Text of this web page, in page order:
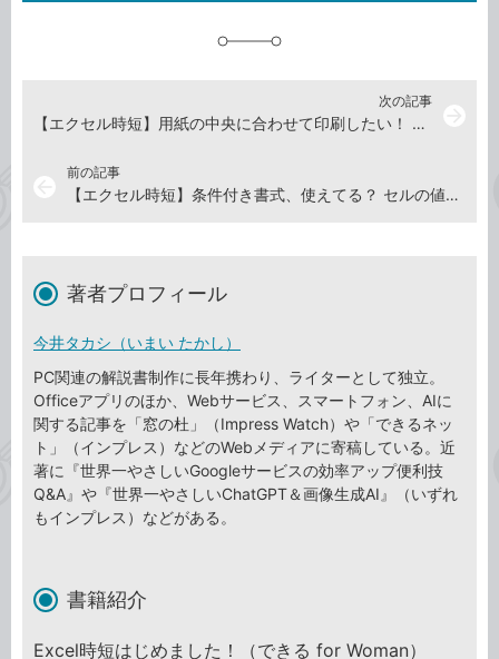
前の記事
【エクセル時短】条件付き書式、使えてる？ セルの値に応じて書式が変わるToDoリストでマスターする
次の記事
【エクセル時短】用紙の中央に合わせて印刷したい！ 見栄えを整え、印刷ズレも防ぐ応急テクニック
著者プロフィール
今井タカシ（いまい たかし）
PC関連の解説書制作に長年携わり、ライターとして独立。
Officeアプリのほか、Webサービス、スマートフォン、AIに
関する記事を「窓の杜」（Impress Watch）や「できるネッ
ト」（インプレス）などのWebメディアに寄稿している。近
著に『世界一やさしいGoogleサービスの効率アップ便利技
Q&A』や『世界一やさしいChatGPT＆画像生成AI』（いずれ
もインプレス）などがある。
書籍紹介
Excel時短はじめました！（できる for Woman）